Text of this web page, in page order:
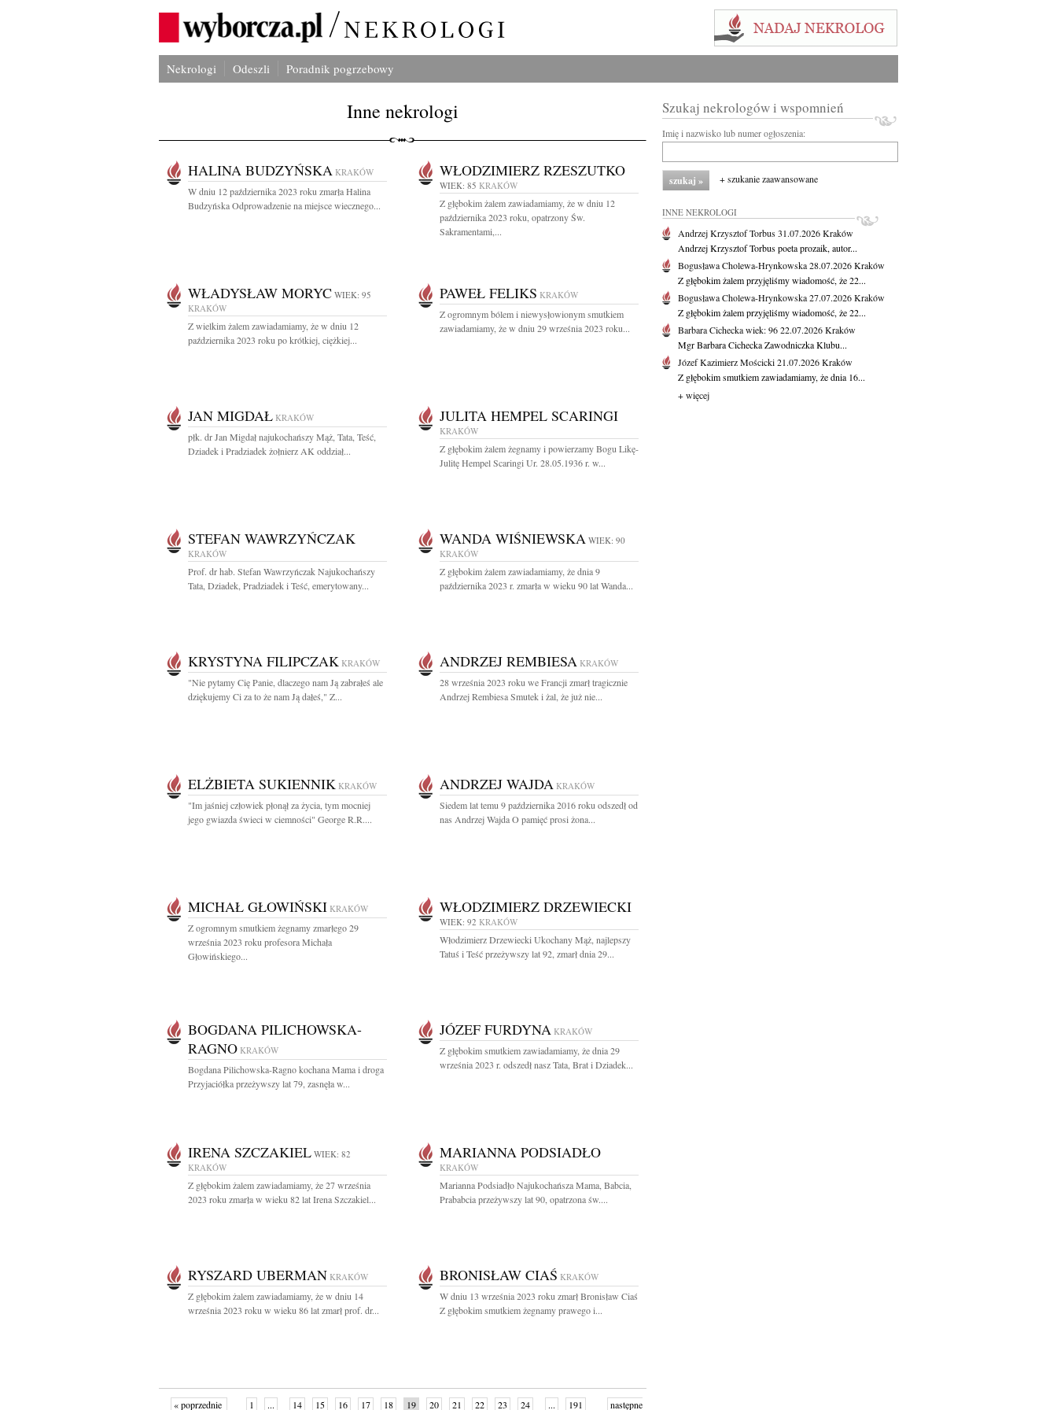
Nekrologi Odeszli Poradnik pogrzebowy
Inne nekrologi
HALINA BUDZYŃSKA KRAKÓW
W dniu 12 października 2023 roku zmarła Halina
Budzyńska Odprowadzenie na miejsce wiecznego...
WŁODZIMIERZ RZESZUTKO
WIEK: 85 KRAKÓW
Z głębokim żalem zawiadamiamy, że w dniu 12
października 2023 roku, opatrzony Św.
Sakramentami,...
WŁADYSŁAW MORYC WIEK: 95
KRAKÓW
Z wielkim żalem zawiadamiamy, że w dniu 12
października 2023 roku po krótkiej, ciężkiej...
PAWEŁ FELIKS KRAKÓW
Z ogromnym bólem i niewysłowionym smutkiem
zawiadamiamy, że w dniu 29 września 2023 roku...
JAN MIGDAŁ KRAKÓW
płk. dr Jan Migdał najukochańszy Mąż, Tata, Teść,
Dziadek i Pradziadek żołnierz AK oddział...
JULITA HEMPEL SCARINGI
KRAKÓW
Z głębokim żalem żegnamy i powierzamy Bogu Likę-
Julitę Hempel Scaringi Ur. 28.05.1936 r. w...
STEFAN WAWRZYŃCZAK
KRAKÓW
Prof. dr hab. Stefan Wawrzyńczak Najukochańszy
Tata, Dziadek, Pradziadek i Teść, emerytowany...
WANDA WIŚNIEWSKA WIEK: 90
KRAKÓW
Z głębokim żalem zawiadamiamy, że dnia 9
października 2023 r. zmarła w wieku 90 lat Wanda...
KRYSTYNA FILIPCZAK KRAKÓW
"Nie pytamy Cię Panie, dlaczego nam Ją zabrałeś ale
dziękujemy Ci za to że nam Ją dałeś," Z...
ANDRZEJ REMBIESA KRAKÓW
28 września 2023 roku we Francji zmarł tragicznie
Andrzej Rembiesa Smutek i żal, że już nie...
ELŻBIETA SUKIENNIK KRAKÓW
"Im jaśniej człowiek płonął za życia, tym mocniej
jego gwiazda świeci w ciemności" George R.R....
ANDRZEJ WAJDA KRAKÓW
Siedem lat temu 9 października 2016 roku odszedł od
nas Andrzej Wajda O pamięć prosi żona...
MICHAŁ GŁOWIŃSKI KRAKÓW
Z ogromnym smutkiem żegnamy zmarłego 29
września 2023 roku profesora Michała
Głowińskiego...
WŁODZIMIERZ DRZEWIECKI
WIEK: 92 KRAKÓW
Włodzimierz Drzewiecki Ukochany Mąż, najlepszy
Tatuś i Teść przeżywszy lat 92, zmarł dnia 29...
BOGDANA PILICHOWSKA-
RAGNO KRAKÓW
Bogdana Pilichowska-Ragno kochana Mama i droga
Przyjaciółka przeżywszy lat 79, zasnęła w...
JÓZEF FURDYNA KRAKÓW
Z głębokim smutkiem zawiadamiamy, że dnia 29
września 2023 r. odszedł nasz Tata, Brat i Dziadek...
IRENA SZCZAKIEL WIEK: 82
KRAKÓW
Z głębokim żalem zawiadamiamy, że 27 września
2023 roku zmarła w wieku 82 lat Irena Szczakiel...
MARIANNA PODSIADŁO
KRAKÓW
Marianna Podsiadło Najukochańsza Mama, Babcia,
Prababcia przeżywszy lat 90, opatrzona św....
RYSZARD UBERMAN KRAKÓW
Z głębokim żalem zawiadamiamy, że w dniu 14
września 2023 roku w wieku 86 lat zmarł prof. dr...
BRONISŁAW CIAŚ KRAKÓW
W dniu 13 września 2023 roku zmarł Bronisław Ciaś
Z głębokim smutkiem żegnamy prawego i...
« poprzednie 1 ... 14 15 16 17 18 19 20 21 22 23 24 ... 191 następne
Szukaj nekrologów i wspomnień
Imię i nazwisko lub numer ogłoszenia:
+ szukanie zaawansowane
INNE NEKROLOGI
Andrzej Krzysztof Torbus31.07.2026Kraków
Andrzej Krzysztof Torbus poeta prozaik, autor...
Bogusława Cholewa-Hrynkowska28.07.2026Kraków
Z głębokim żalem przyjęliśmy wiadomość, że 22...
Bogusława Cholewa-Hrynkowska27.07.2026Kraków
Z głębokim żalem przyjęliśmy wiadomość, że 22...
Barbara Cicheckawiek: 9622.07.2026Kraków
Mgr Barbara Cichecka Zawodniczka Klubu...
Józef Kazimierz Mościcki21.07.2026Kraków
Z głębokim smutkiem zawiadamiamy, że dnia 16...
+ więcej